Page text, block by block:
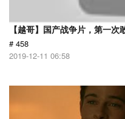
【越哥】国产战争片，第一
# 458
2019-12-11 06:58